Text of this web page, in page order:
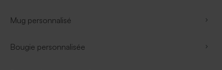
Mug personnalisé
Bougie personnalisée